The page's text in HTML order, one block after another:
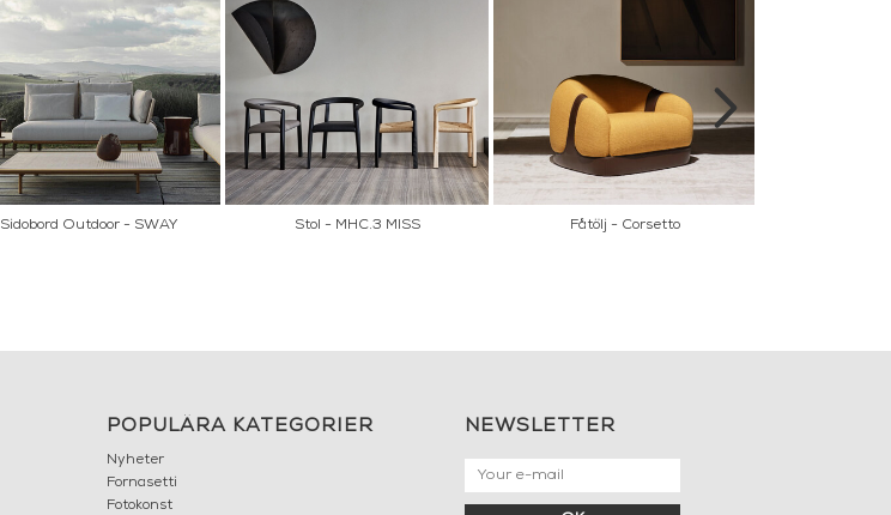
Sidobord Outdoor - SWAY Stol - MHC.3 MISS Fåtölj - Corsetto
POPULÄRA KATEGORIER
Nyheter
Fornasetti
Fotokonst
NEWSLETTER